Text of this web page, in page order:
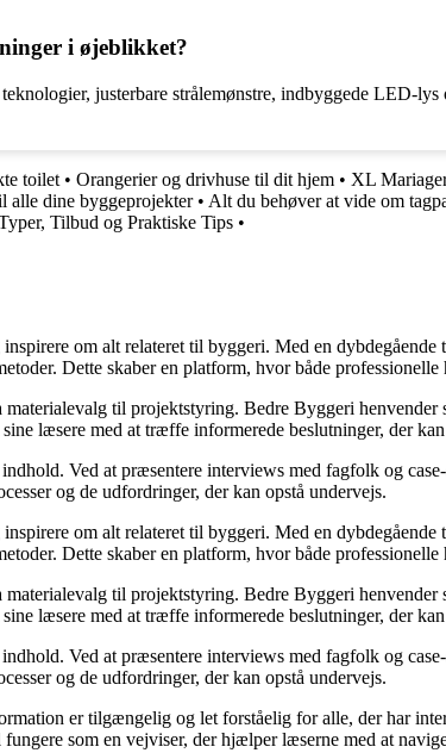
i øjeblikket?
justerbare strålemønstre, indbyggede LED-
toilet • Orangerier og drivhuse til dit hjem • XL
alle dine byggeprojekter• Alt du behøver at vide om
Tilbud og Praktiske Tips •
om alt relateret til byggeri. Med en
Dette skaber en platform, hvor både
til projektstyring. Bedre Byggeri
læsere med at træffe informerede beslutninger, der
Ved at præsentere interviews med fagfolk og
og de udfordringer, der kan opstå undervejs.
om alt relateret til byggeri. Med en
Dette skaber en platform, hvor både
til projektstyring. Bedre Byggeri
læsere med at træffe informerede beslutninger, der
Ved at præsentere interviews med fagfolk og
og de udfordringer, der kan opstå undervejs.
er tilgængelig og let forståelig for alle, der har
som en vejviser, der hjælper læserne med at